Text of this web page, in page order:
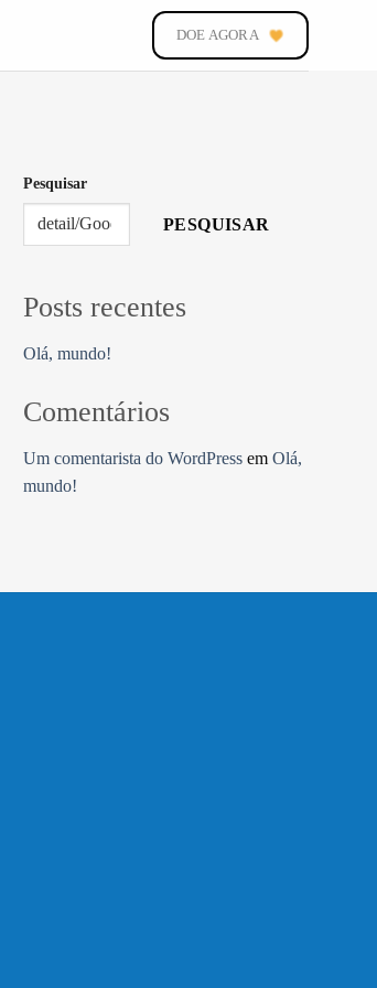
DOE AGORA
Pesquisar
PESQUISAR
Posts recentes
Olá, mundo!
Comentários
Um comentarista do WordPress em Olá,
mundo!